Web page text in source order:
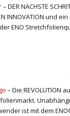
– DER NÄCHSTE
INNOVATION und
ENO
– Die REVOLUTION
ist mit dem